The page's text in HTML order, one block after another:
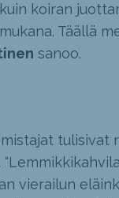
koiran
Täällä
sanoo.
tulisivat
vierailun